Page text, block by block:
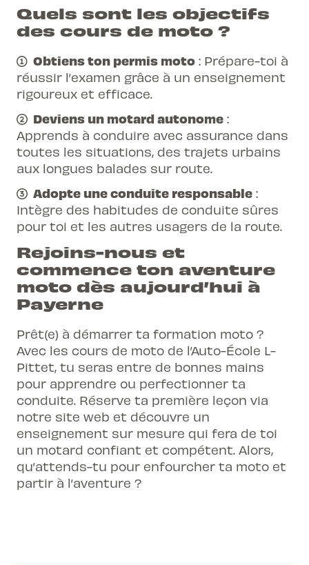
Quels sont les objectifs
des cours de moto ?
Obtiens ton permis moto : Prépare-toi à
réussir l’examen grâce à un enseignement
rigoureux et efficace.
Deviens un motard autonome :
Apprends à conduire avec assurance dans
toutes les situations, des trajets urbains
aux longues balades sur route.
Adopte une conduite responsable :
Intègre des habitudes de conduite sûres
pour toi et les autres usagers de la route.
Rejoins-nous et
commence ton aventure
moto dès aujourd’hui à
Payerne
Prêt(e) à démarrer ta formation moto ?
Avec les cours de moto de l’Auto-École L-
Pittet, tu seras entre de bonnes mains
pour apprendre ou perfectionner ta
conduite. Réserve ta première leçon via
notre site web et découvre un
enseignement sur mesure qui fera de toi
un motard confiant et compétent. Alors,
qu’attends-tu pour enfourcher ta moto et
partir à l’aventure ?